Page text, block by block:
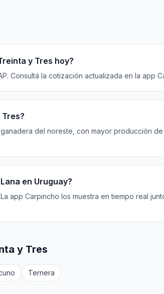
y Tres hoy?
Consultá la cotización actualizada en la app
del noreste, con mayor producción
en Uruguay?
app Carpincho los muestra en tiempo real
y Tres
Ternera